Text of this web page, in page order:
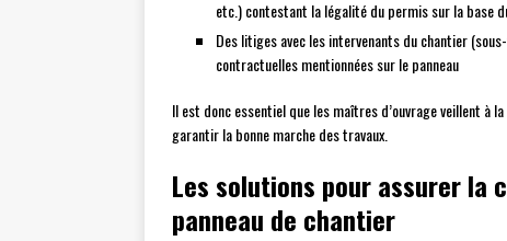
etc.) contestant la légalité du permis sur la base
Des litiges avec les intervenants du chantier
contractuelles mentionnées sur le panneau
Il est donc essentiel que les maîtres d’ouvrage veillent à
garantir la bonne marche des travaux.
Les solutions pour assurer la
panneau de chantier